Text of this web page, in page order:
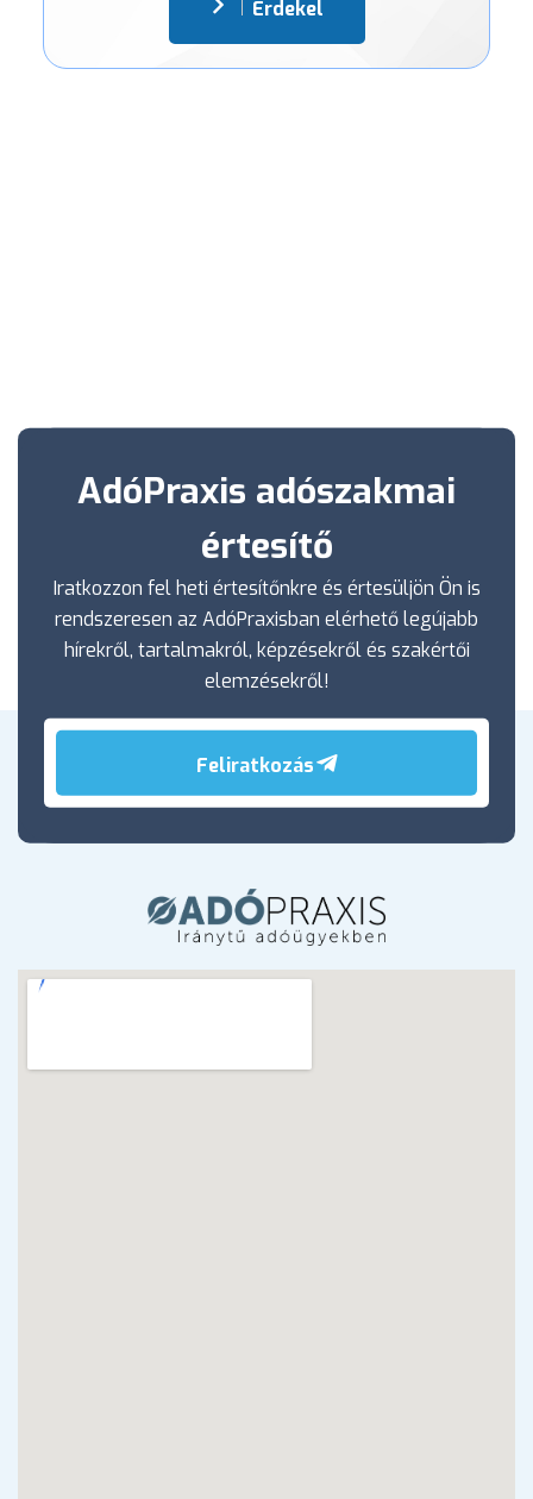
Érdekel
AdóPraxis adószakmai
értesítő
Iratkozzon fel heti értesítőnkre és értesüljön Ön is
rendszeresen az AdóPraxisban elérhető legújabb
hírekről, tartalmakról, képzésekről és szakértői
elemzésekről!
Feliratkozás